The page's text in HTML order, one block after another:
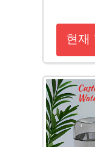
현재